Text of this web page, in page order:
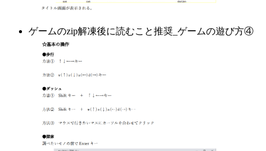
ゲームのzip解凍後に読むこと推奨_ゲームの遊び方④